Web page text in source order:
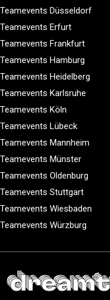
Teamevents Düsseldorf
Teamevents Erfurt
Teamevents Frankfurt
Teamevents Hamburg
Teamevents Heidelberg
Teamevents Karlsruhe
Teamevents Köln
Teamevents Lübeck
Teamevents Mannheim
Teamevents Münster
Teamevents Oldenburg
Teamevents Stuttgart
Teamevents Wiesbaden
Teamevents Würzburg